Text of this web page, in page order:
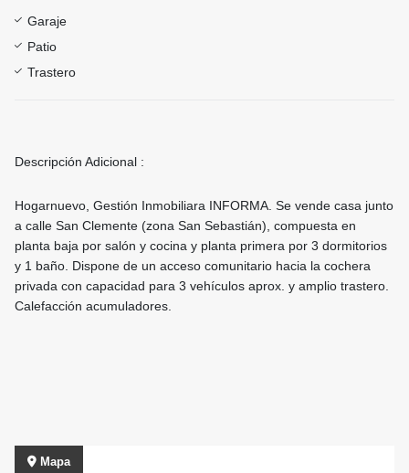
Garaje
Patio
Trastero
Descripción Adicional :
Hogarnuevo, Gestión Inmobiliara INFORMA. Se vende casa junto
a calle San Clemente (zona San Sebastián), compuesta en
planta baja por salón y cocina y planta primera por 3 dormitorios
y 1 baño. Dispone de un acceso comunitario hacia la cochera
privada con capacidad para 3 vehículos aprox. y amplio trastero.
Calefacción acumuladores.
Mapa